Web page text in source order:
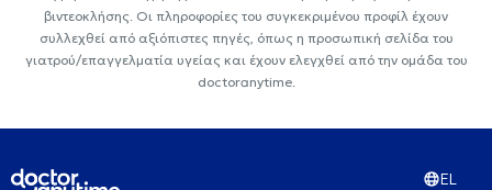
βιντεοκλήσης. Οι πληροφορίες του συγκεκριμένου προφίλ έχουν
συλλεχθεί από αξιόπιστες πηγές, όπως η προσωπική σελίδα του
γιατρού/επαγγελματία υγείας και έχουν ελεγχθεί από την ομάδα του
doctoranytime.
EL